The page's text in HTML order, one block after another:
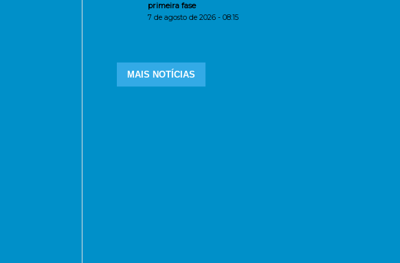
primeira fase
7 de agosto de 2026 - 08:15
MAIS NOTÍCIAS